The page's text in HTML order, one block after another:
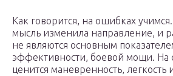
Как говорится, на ошибках
мысль изменила направление, и
не являются основным
эффективности, боевой мощи. На
ценится маневренность, легкость